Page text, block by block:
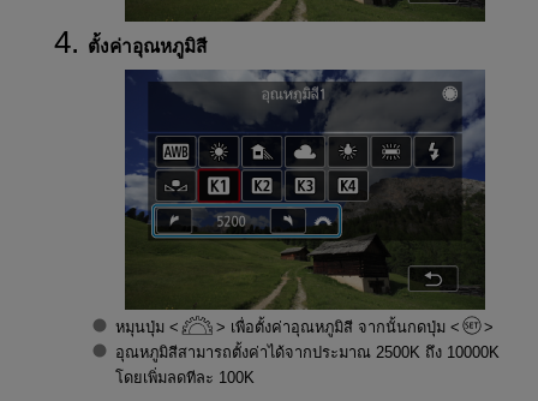
ตั้งค่าอุณหภูมิสี
หมุนปุ่ม
เพื่อตั้งค่าอุณหภูมิสี จากนั้นกดปุ่ม
อุณหภูมิสีสามารถตั้งค่าได้จากประมาณ 2500K ถึง 10000K
โดยเพิ่มลดทีละ 100K